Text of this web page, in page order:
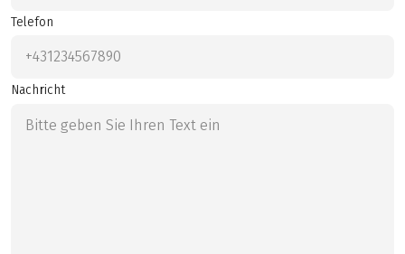
Telefon
Nachricht